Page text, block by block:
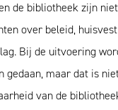
de bibliotheek zijn
over beleid,
Bij de uitvoering
gedaan, maar dat is
van de